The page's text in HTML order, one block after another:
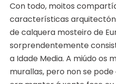
Con todo, moitos
características
de calquera mosteiro de
sorprendentemente
a Idade Media. A miúdo os
murallas, pero non se